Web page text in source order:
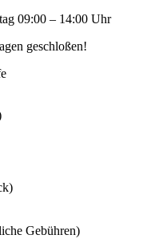
09:00 – 14:00 Uhr
geschloßen!
Gebühren)